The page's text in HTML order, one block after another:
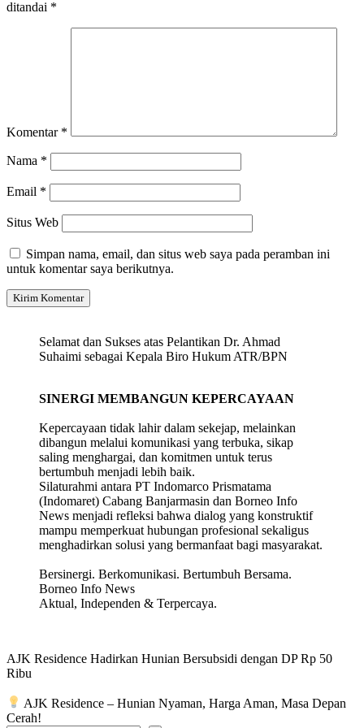
ditandai *
Komentar *
Nama *
Email *
Situs Web
Simpan nama, email, dan situs web saya pada peramban ini
untuk komentar saya berikutnya.
Selamat dan Sukses atas Pelantikan Dr. Ahmad
Suhaimi sebagai Kepala Biro Hukum ATR/BPN
SINERGI MEMBANGUN KEPERCAYAAN
Kepercayaan tidak lahir dalam sekejap, melainkan
dibangun melalui komunikasi yang terbuka, sikap
saling menghargai, dan komitmen untuk terus
bertumbuh menjadi lebih baik.
Silaturahmi antara PT Indomarco Prismatama
(Indomaret) Cabang Banjarmasin dan Borneo Info
News menjadi refleksi bahwa dialog yang konstruktif
mampu memperkuat hubungan profesional sekaligus
menghadirkan solusi yang bermanfaat bagi masyarakat.
Bersinergi. Berkomunikasi. Bertumbuh Bersama.
Borneo Info News
Aktual, Independen & Terpercaya.
AJK Residence Hadirkan Hunian Bersubsidi dengan DP Rp 50
Ribu
AJK Residence – Hunian Nyaman, Harga Aman, Masa Depan
Cerah!